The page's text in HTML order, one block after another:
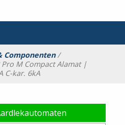
Componenten/
M Compact Alamat |
C-kar. 6kA